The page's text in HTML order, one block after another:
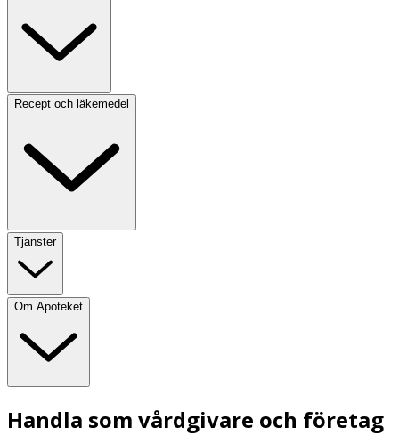
Recept och läkemedel
Tjänster
Om Apoteket
Handla som vårdgivare och företag